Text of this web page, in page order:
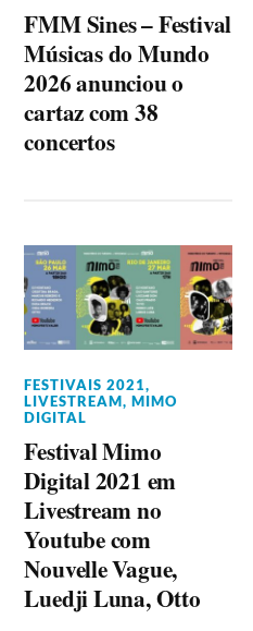
FMM Sines – Festival
Músicas do Mundo
2026 anunciou o
cartaz com 38
concertos
FESTIVAIS 2021,
LIVESTREAM,MIMO
DIGITAL
Festival Mimo
Digital 2021 em
Livestream no
Youtube com
Nouvelle Vague,
Luedji Luna, Otto